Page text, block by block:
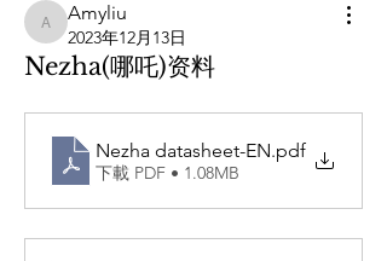
Amyliu
Amyliu
2023年12月13日
Nezha(哪吒)资料
Nezha datasheet-EN.pdf
下載 PDF • 1.08MB